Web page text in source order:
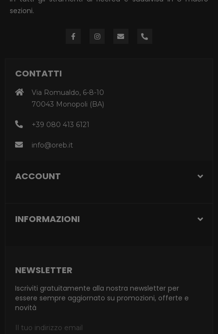
sezioni.
CONTATTI
Via Romualdo, 6-8-10
70043 Monopoli (BA)
+39 080 413 6121
info@oreb.it
ACCOUNT
INFORMAZIONI
NEWSLETTER
Iscriviti gratuitamente alla nostra newsletter per
essere sempre aggiornato su promozioni, offerte e
novità